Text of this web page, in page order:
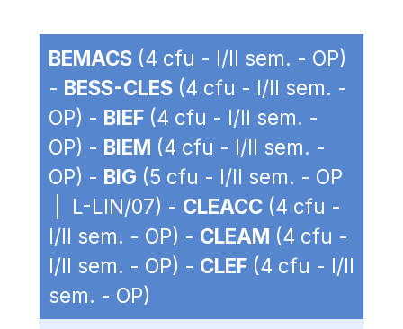
BEMACS (4 cfu - I/II sem. - OP)
- BESS-CLES (4 cfu - I/II sem. -
OP) - BIEF (4 cfu - I/II sem. -
OP) - BIEM (4 cfu - I/II sem. -
OP) - BIG (5 cfu - I/II sem. - OP
| L-LIN/07) - CLEACC (4 cfu -
I/II sem. - OP) - CLEAM (4 cfu -
I/II sem. - OP) - CLEF (4 cfu - I/II
sem. - OP)